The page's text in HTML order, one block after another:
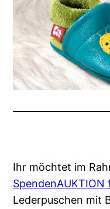
Ihr möchtet im
Lederpuschen mit